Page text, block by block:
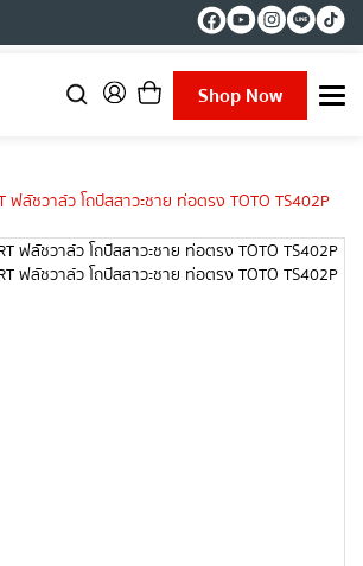
Shop Now
T
n
a
v
ฟลัชวาล์ว โถปัสสาวะชาย ท่อตรง TOTO TS402P